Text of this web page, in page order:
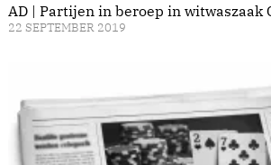
AD | Partijen in beroep in witwaszaak
22 SEPTEMBER 2019